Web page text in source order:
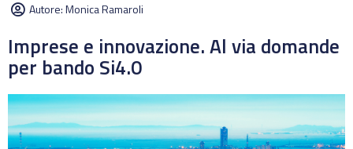
Autore:Monica Ramaroli
Imprese e innovazione. Al via domande
per bando Si4.0